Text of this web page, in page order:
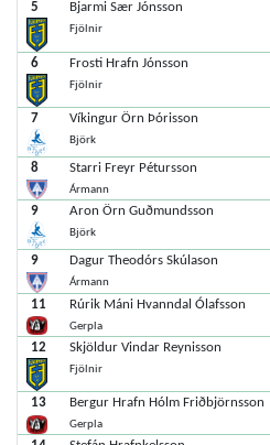
5 Bjarmi Sær Jónsson
Fjölnir
6 Frosti Hrafn Jónsson
Fjölnir
7 Víkingur Örn Þórisson
Björk
8 Starri Freyr Pétursson
Ármann
9 Aron Örn Guðmundsson
Björk
9 Dagur Theodórs Skúlason
Ármann
11 Rúrik Máni Hvanndal Ólafsson
Gerpla
12 Skjöldur Vindar Reynisson
Fjölnir
13 Bergur Hrafn Hólm Friðbjörnsson
Gerpla